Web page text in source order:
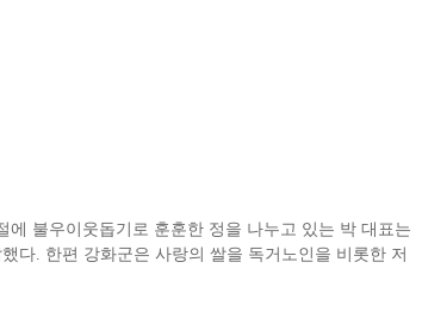
불우이웃돕기로 훈훈한 정을 나누고 있는 박 대표는
다. 한편 강화군은 사랑의 쌀을 독거노인을 비롯한 저